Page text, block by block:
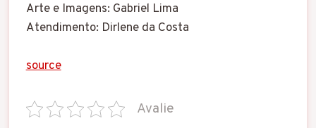
Arte e Imagens: Gabriel Lima
Atendimento: Dirlene da Costa
source
Avalie